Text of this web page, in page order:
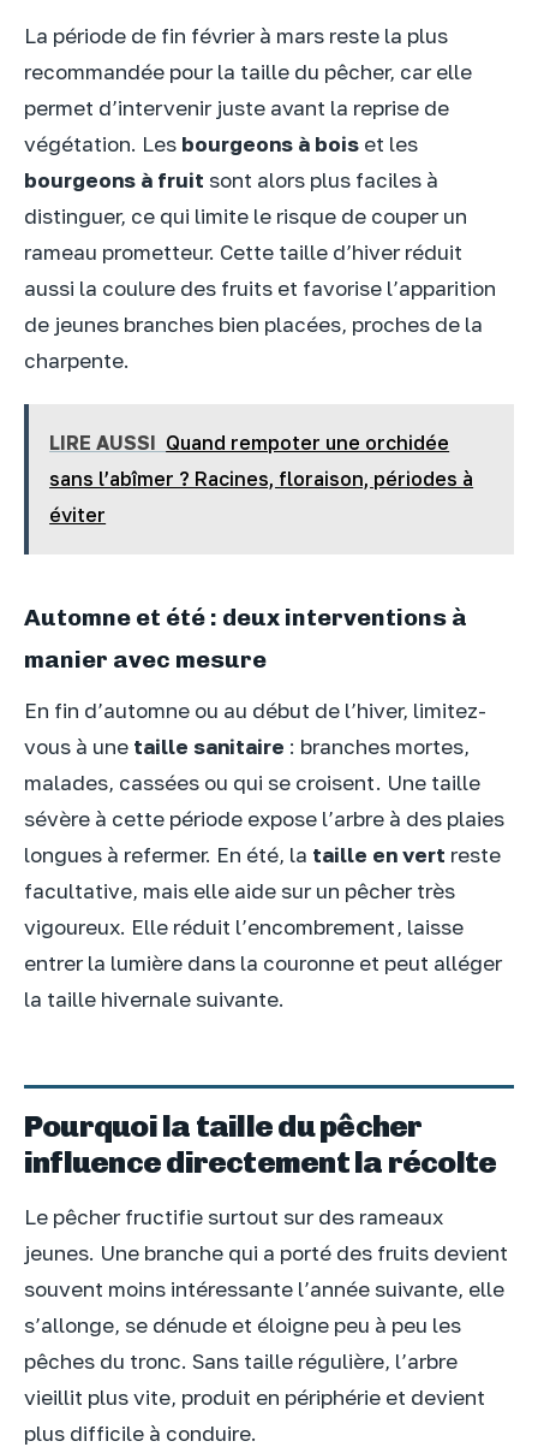
La période de fin février à mars reste la plus
recommandée pour la taille du pêcher, car elle
permet d’intervenir juste avant la reprise de
végétation. Les bourgeons à bois et les
bourgeons à fruit sont alors plus faciles à
distinguer, ce qui limite le risque de couper un
rameau prometteur. Cette taille d’hiver réduit
aussi la coulure des fruits et favorise l’apparition
de jeunes branches bien placées, proches de la
charpente.
LIRE AUSSI Quand rempoter une orchidée
sans l’abîmer ? Racines, floraison, périodes à
éviter
Automne et été : deux interventions à
manier avec mesure
En fin d’automne ou au début de l’hiver, limitez-
vous à une taille sanitaire : branches mortes,
malades, cassées ou qui se croisent. Une taille
sévère à cette période expose l’arbre à des plaies
longues à refermer. En été, la taille en vert reste
facultative, mais elle aide sur un pêcher très
vigoureux. Elle réduit l’encombrement, laisse
entrer la lumière dans la couronne et peut alléger
la taille hivernale suivante.
Pourquoi la taille du pêcher
influence directement la récolte
Le pêcher fructifie surtout sur des rameaux
jeunes. Une branche qui a porté des fruits devient
souvent moins intéressante l’année suivante, elle
s’allonge, se dénude et éloigne peu à peu les
pêches du tronc. Sans taille régulière, l’arbre
vieillit plus vite, produit en périphérie et devient
plus difficile à conduire.